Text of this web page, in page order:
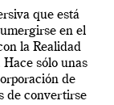
que está
en el
la Realidad
sólo unas
de
de convertirse